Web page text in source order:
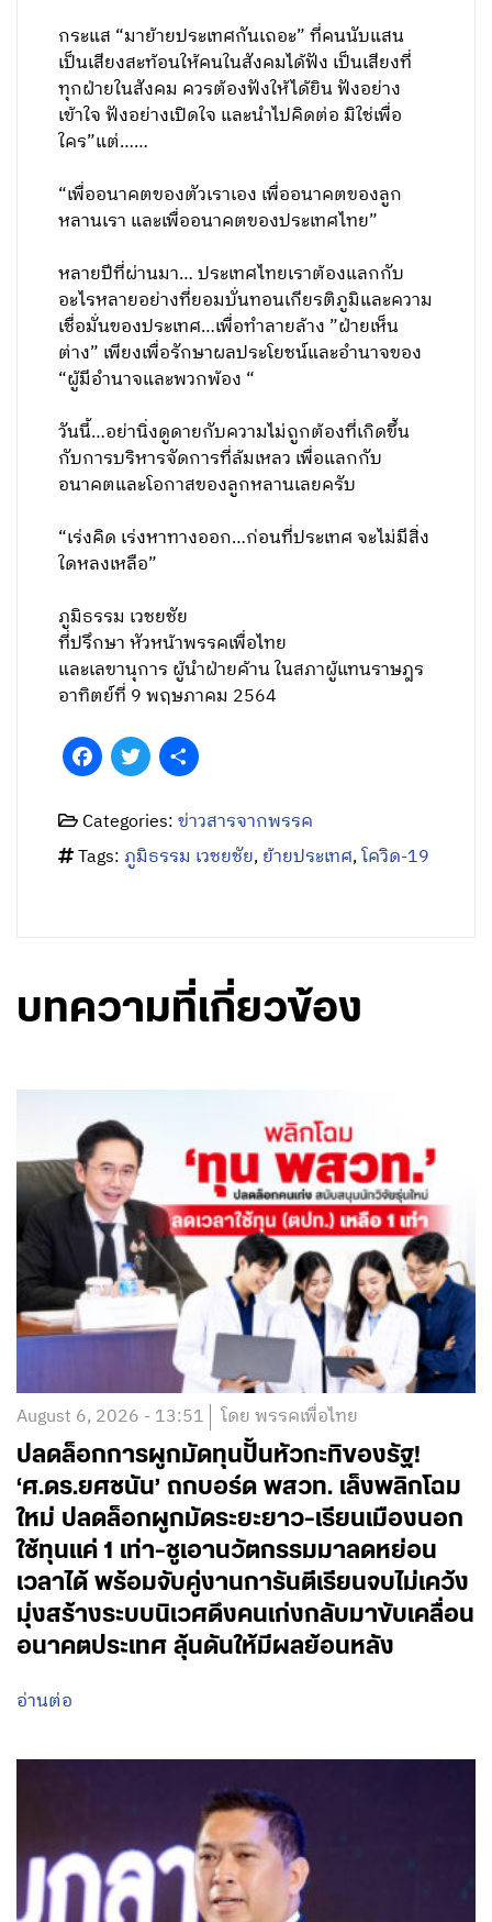
กระแส “มาย้ายประเทศกันเถอะ” ที่คนนับแสน
เป็นเสียงสะท้อนให้คนในสังคมได้ฟัง เป็นเสียงที่
ทุกฝ่ายในสังคม ควรต้องฟังให้ได้ยิน ฟังอย่าง
เข้าใจ ฟังอย่างเปิดใจ และนำไปคิดต่อ มิใช่เพื่อ
ใคร”แต่……
“เพื่ออนาคตของตัวเราเอง เพื่ออนาคตของลูก
หลานเรา และเพื่ออนาคตของประเทศไทย”
หลายปีที่ผ่านมา… ประเทศไทยเราต้องแลกกับ
อะไรหลายอย่างที่ยอมบั่นทอนเกียรติภูมิและความ
เชื่อมั่นของประเทศ…เพื่อทำลายล้าง ”ฝ่ายเห็น
ต่าง” เพียงเพื่อรักษาผลประโยชน์และอำนาจของ
“ผู้มีอำนาจและพวกพ้อง “
วันนี้…อย่านิ่งดูดายกับความไม่ถูกต้องที่เกิดขึ้น
กับการบริหารจัดการที่ล้มเหลว เพื่อแลกกับ
อนาคตและโอกาสของลูกหลานเลยครับ
“เร่งคิด เร่งหาทางออก…ก่อนที่ประเทศ จะไม่มีสิ่ง
ใดหลงเหลือ”
ภูมิธรรม เวชยชัย
ที่ปรึกษา หัวหน้าพรรคเพื่อไทย
และเลขานุการ ผู้นำฝ่ายค้าน ในสภาผู้แทนราษฎร
อาทิตย์ที่ 9 พฤษภาคม 2564
FacebookTwitter
Categories:ข่าวสารจากพรรค
Tags:ภูมิธรรม เวชยชัย,ย้ายประเทศ,โควิด-19
บทความที่เกี่ยวข้อง
August 6, 2026 - 13:51 โดย พรรคเพื่อไทย
ปลดล็อกการผูกมัดทุนปั้นหัวกะทิของรัฐ!
‘ศ.ดร.ยศชนัน’ ถกบอร์ด พสวท. เล็งพลิกโฉม
ใหม่ ปลดล็อกผูกมัดระยะยาว-เรียนเมืองนอก
ใช้ทุนแค่ 1 เท่า-ชูเอานวัตกรรมมาลดหย่อน
เวลาได้ พร้อมจับคู่งานการันตีเรียนจบไม่เคว้ง
มุ่งสร้างระบบนิเวศดึงคนเก่งกลับมาขับเคลื่อน
อนาคตประเทศ ลุ้นดันให้มีผลย้อนหลัง
อ่านต่อ